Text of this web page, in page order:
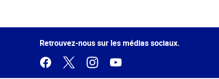
de la
Retrouvez-nous sur les médias sociaux.